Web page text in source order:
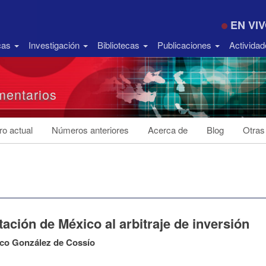
EN
Investigación Bibliotecas Publicaciones
actual Números anteriores Acerca de Blog
de México al arbitraje de inversión
González de Cossío